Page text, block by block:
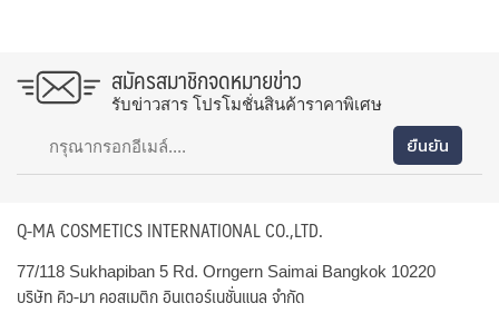
สมัครสมาชิกจดหมายข่าว
รับข่าวสาร โปรโมชั่นสินค้าราคาพิเศษ
Q-MA COSMETICS INTERNATIONAL CO.,LTD.
77/118 Sukhapiban 5 Rd. Orngern Saimai Bangkok 10220
บริษัท คิว-มา คอสเมติก อินเตอร์เนชั่นแนล จำกัด